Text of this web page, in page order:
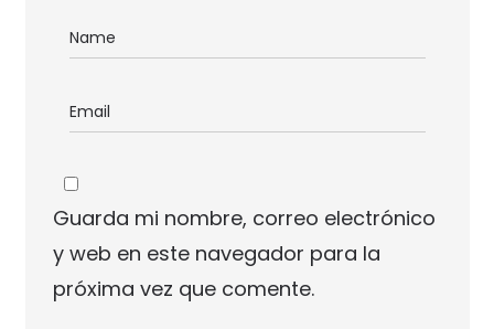
Guarda mi nombre, correo electrónico
y web en este navegador para la
próxima vez que comente.